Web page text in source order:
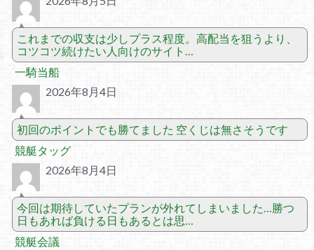
これまでの収支は少しプラス程度。高配当を狙うより、
コツコツ続けたい人向けのサイト…
一騎当船
2026年8月4日
初回のポイントでも勝てました 空くじは無さそうです
競艇タッグ
2026年8月4日
今回は期待していたプランが外れてしまいました…勝つ
日もあれば負ける日もあるとは思…
競艇会議